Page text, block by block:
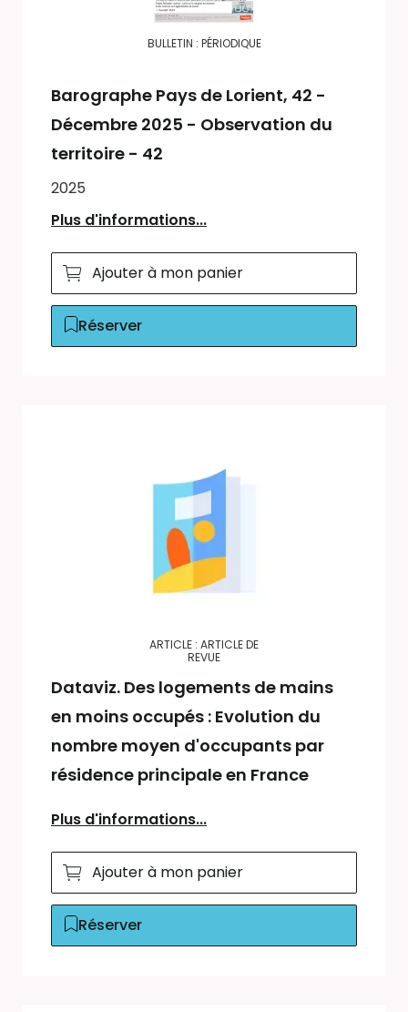
BULLETIN : PÉRIODIQUE
Barographe Pays de Lorient, 42 -
Décembre 2025 - Observation du
territoire - 42
2025
Plus d'informations...
Ajouter à mon panier
Réserver
ARTICLE : ARTICLE DE
REVUE
Dataviz. Des logements de mains
en moins occupés : Evolution du
nombre moyen d'occupants par
résidence principale en France
Plus d'informations...
Ajouter à mon panier
Réserver